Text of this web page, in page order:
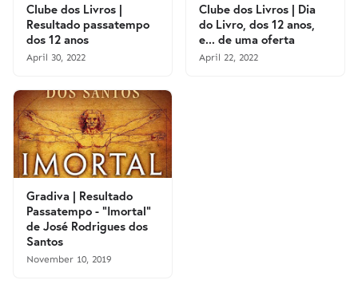
Clube dos Livros |
Resultado passatempo
dos 12 anos
April 30, 2022
Clube dos Livros | Dia
do Livro, dos 12 anos,
e... de uma oferta
April 22, 2022
Gradiva | Resultado
Passatempo - "Imortal"
de José Rodrigues dos
Santos
November 10, 2019